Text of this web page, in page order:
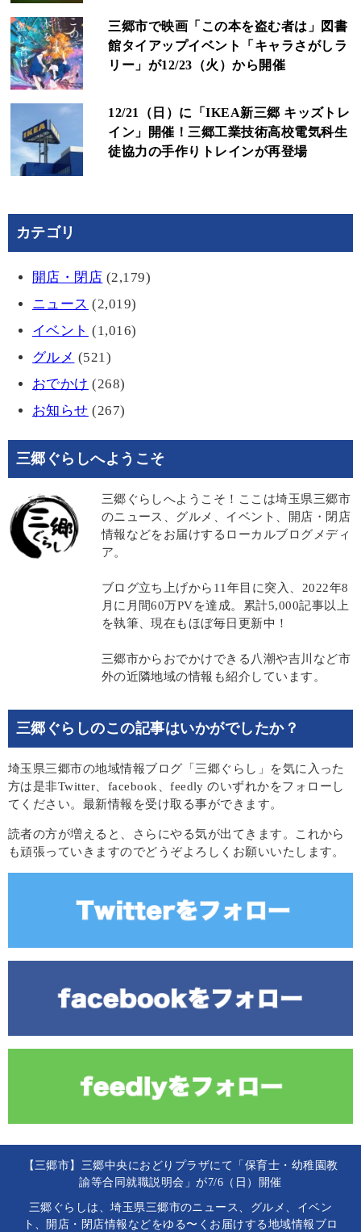
三郷市で映画「この本を盗む者は」図書
館タイアップイベント「キャラさがしラ
リー」が12/23（火）から開催
12/21（日）に「IKEA新三郷 キッズトレ
イン」開催！三郷工業技術高校電気科生
徒協力の手作りトレインが再登場
カテゴリ
開店・閉店 (2,179)
ニュース (2,019)
イベント (1,016)
グルメ (521)
おでかけ (268)
お知らせ (267)
三郷ぐらしへようこそ
三郷ぐらしへようこそ！ここは埼玉県三郷市
のニュース、グルメ、イベント、開店・閉店
情報などをお届けするローカルブログメディ
ア。
ブログ立ち上げから11年目に突入、2022年8
月に月間60万PVを達成。累計5,000記事以上
を執筆、現在もほぼ毎日更新中！
三郷市からおでかけできる八潮や吉川など市
外の近隣地域の情報も紹介しています。
三郷ぐらしのこの記事はいかがでしたか？
埼玉県三郷市の地域情報ブログ「三郷ぐらし」を気に入った
方は是非Twitter、facebook、feedly のいずれかをフォローし
てください。最新情報を受け取る事ができます。
読者の方が増えると、さらにやる気が出てきます。これから
も頑張っていきますのでどうぞよろしくお願いいたします。
【三郷市】三郷中央におどりプラザにて「保育士・幼稚園教
諭等合同就職説明会」が7/6（日）開催
三郷ぐらしは、埼玉県三郷市のニュース、グルメ、イベン
ト、開店・閉店情報などをゆる〜くお届けする地域情報ブロ